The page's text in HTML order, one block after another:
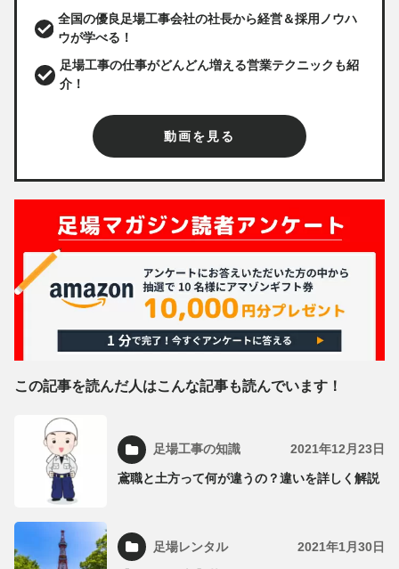
全国の優良足場工事会社の社長から経営＆採用ノウハ
ウが学べる！
足場工事の仕事がどんどん増える営業テクニックも紹
介！
動画を見る
この記事を読んだ人はこんな記事も読んでいます！
足場工事の知識 2021年12月23日
鳶職と土方って何が違うの？違いを詳しく解説
足場レンタル 2021年1月30日